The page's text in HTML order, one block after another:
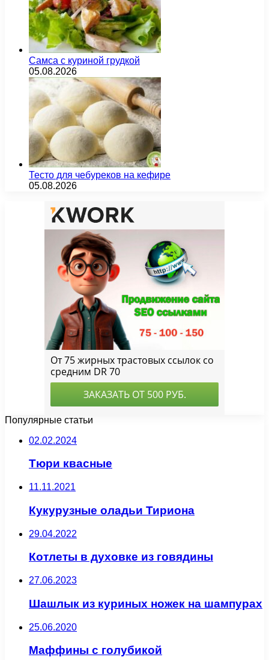
Самса с куриной грудкой
05.08.2026
Тесто для чебуреков на кефире
05.08.2026
Популярные статьи
02.02.2024
Тюри квасные
11.11.2021
Кукурузные оладьи Тириона
29.04.2022
Котлеты в духовке из говядины
27.06.2023
Шашлык из куриных ножек на шампурах
25.06.2020
Маффины с голубикой